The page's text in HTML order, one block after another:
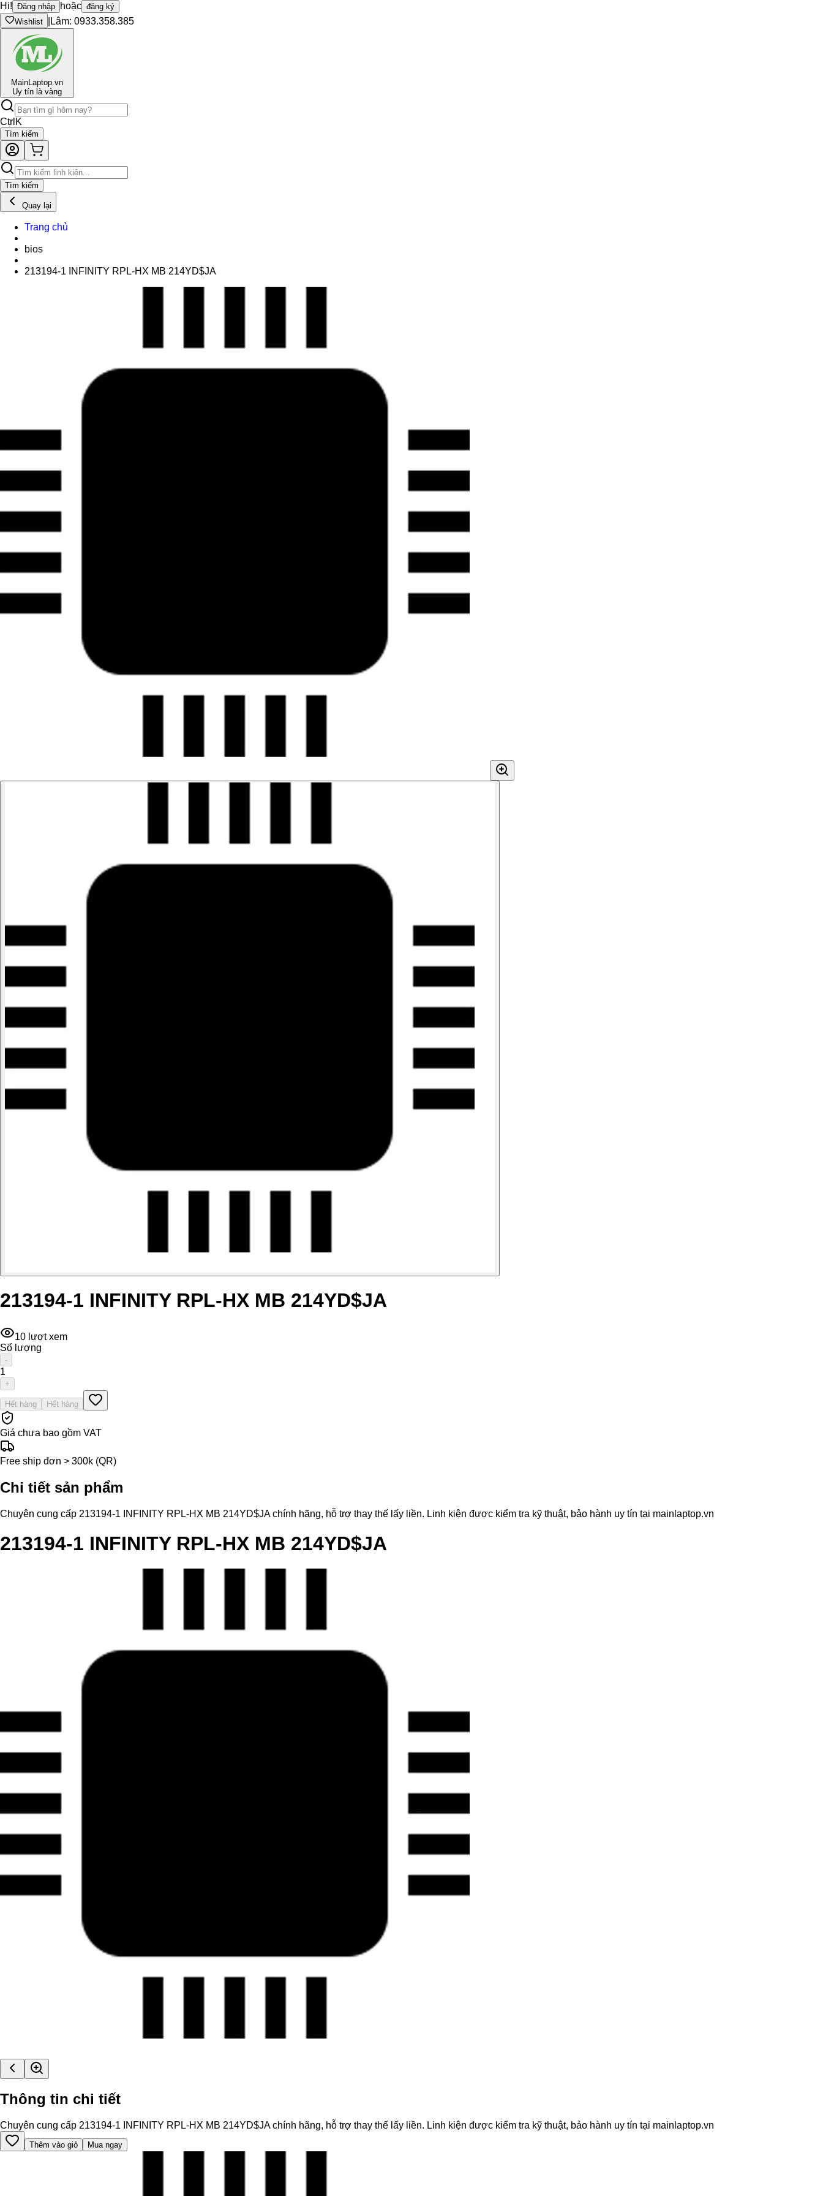
Hi! Đăng nhập hoặc đăng ký
Wishlist
Lâm: 0933.358.385
MainLaptop.vn
Uy tín là vàng
Ctrl K
Tìm kiếm
Tìm kiếm
Quay lại
Trang chủ
bios
213194-1 INFINITY RPL-HX MB 214YD$JA
213194-1 INFINITY RPL-HX MB 214YD$JA
10 lượt xem
Số lượng
-
1
+
Hết hàng Hết hàng
Giá chưa bao gồm VAT
Free ship đơn > 300k (QR)
Chi tiết sản phẩm
Chuyên cung cấp 213194-1 INFINITY RPL-HX MB 214YD$JA chính hãng, hỗ trợ thay thế lấy liền. Linh kiện được kiểm tra kỹ thuật, bảo hành uy tín tại mainlaptop.vn
213194-1 INFINITY RPL-HX MB 214YD$JA
Thông tin chi tiết
Chuyên cung cấp 213194-1 INFINITY RPL-HX MB 214YD$JA chính hãng, hỗ trợ thay thế lấy liền. Linh kiện được kiểm tra kỹ thuật, bảo hành uy tín tại mainlaptop.vn
Thêm vào giỏ Mua ngay